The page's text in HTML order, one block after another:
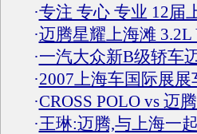
·专注 专心 专业 12届
·迈腾星耀上海滩
·一汽大众新B级轿车
·2007上海车国际展展
·CROSS POLO vs 迈
·王琳:迈腾,与上海一